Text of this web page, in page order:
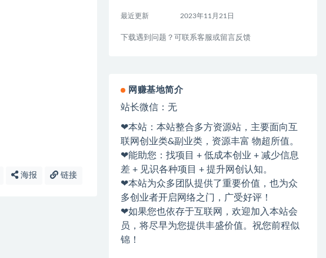
海报 链接
最近更新 2023年11月21日
下载遇到问题？可联系客服或留言反馈
网赚基地简介
站长微信：无
❤本站：本站整合多方资源站，主要面向互
联网创业类&副业类，资源丰富 物超所值。
❤能助您：找项目 + 低成本创业 + 减少信息
差 + 见识各种项目 + 提升网创认知。
❤本站为众多团队提供了重要价值，也为众
多创业者开启网络之门，广受好评！
❤如果您也依存于互联网，欢迎加入本站会
员，将尽早为您提供丰盛价值。祝您前程似
锦！